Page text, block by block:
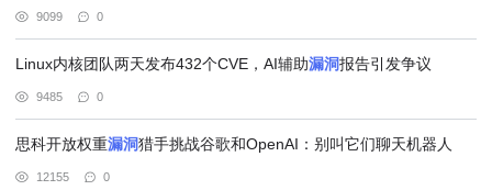
9099 0
Linux内核团队两天发布432个CVE，AI辅助漏洞报告引发争议
9485 0
思科开放权重漏洞猎手挑战谷歌和OpenAI：别叫它们聊天机器人
12155 0